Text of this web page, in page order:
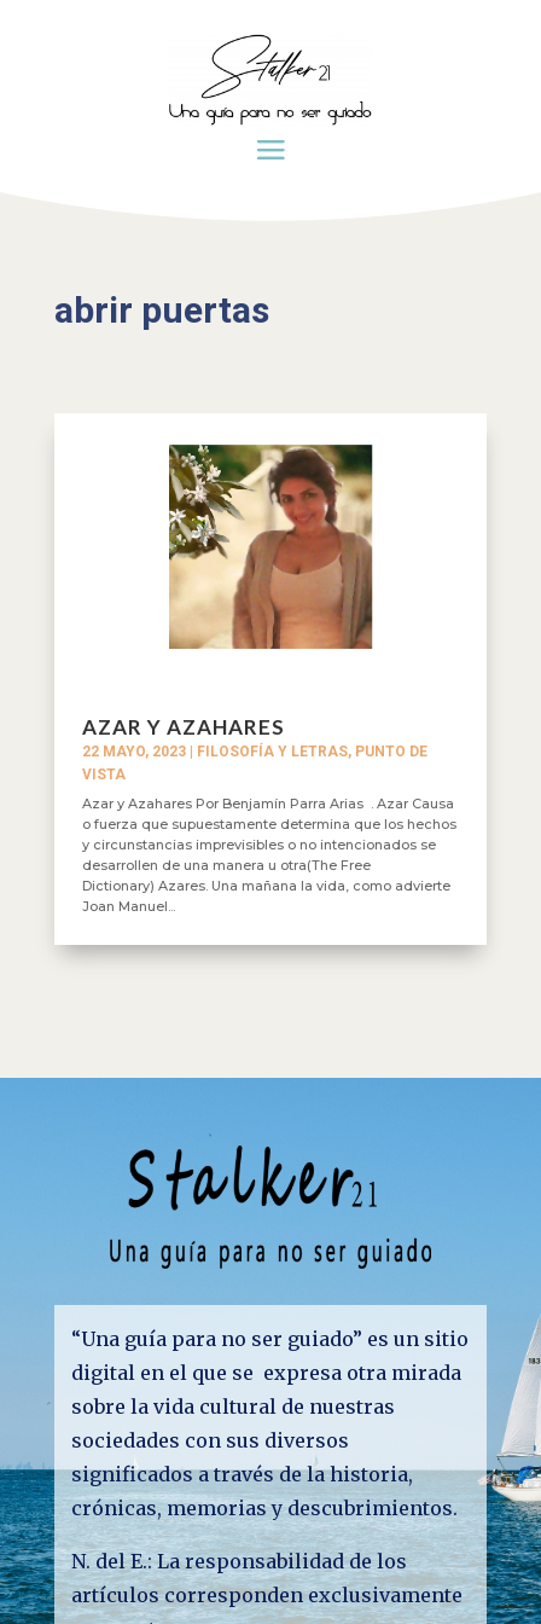
abrir puertas
AZAR Y AZAHARES
22 MAYO, 2023| FILOSOFÍA Y LETRAS, PUNTO DE
VISTA
Azar y Azahares Por Benjamín Parra Arias . Azar Causa
o fuerza que supuestamente determina que los hechos
y circunstancias imprevisibles o no intencionados se
desarrollen de una manera u otra(The Free
Dictionary) Azares. Una mañana la vida, como advierte
Joan Manuel...
“Una guía para no ser guiado” es un sitio
digital en el que se expresa otra mirada
sobre la vida cultural de nuestras
sociedades con sus diversos
significados a través de la historia,
crónicas, memorias y descubrimientos.
N. del E.: La responsabilidad de los
artículos corresponden exclusivamente